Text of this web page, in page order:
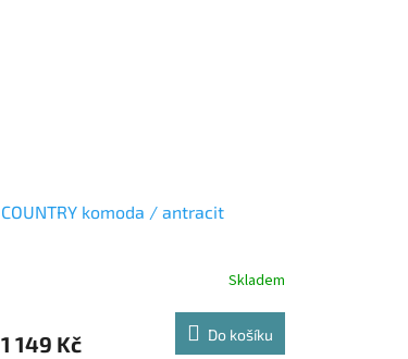
COUNTRY komoda / antracit
Skladem
1 149 Kč Do košíku